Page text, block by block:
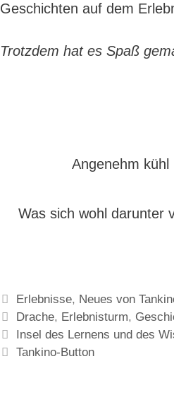
Geschichten auf dem
Trotzdem hat es Spaß
Angenehm kühl
Was sich wohl darunter
Kategorien
Erlebnisse, Neues von
Schlagwörter
Drache, Erlebnisturm,
Insel des Lernens und des
Tankino-Button